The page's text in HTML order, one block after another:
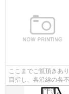
ここまでご覧頂きあ
目指し、各沿線の各
様へ提供しておりま